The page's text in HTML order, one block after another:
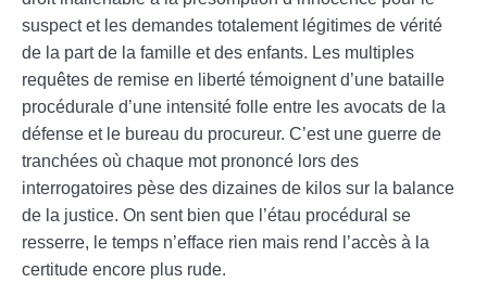
suspect et les demandes totalement légitimes de vérité
de la part de la famille et des enfants. Les multiples
requêtes de remise en liberté témoignent d’une bataille
procédurale d’une intensité folle entre les avocats de la
défense et le bureau du procureur. C’est une guerre de
tranchées où chaque mot prononcé lors des
interrogatoires pèse des dizaines de kilos sur la balance
de la justice. On sent bien que l’étau procédural se
resserre, le temps n’efface rien mais rend l’accès à la
certitude encore plus rude.